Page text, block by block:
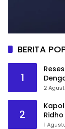
BERITA
1
2
2
1